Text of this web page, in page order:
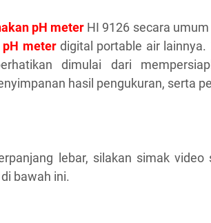
pH meter HI 9126 secara
pH meterdigital portable air
dimulai dari
hasil pengukuran, serta
lebar, silakan simak video
bawah ini.